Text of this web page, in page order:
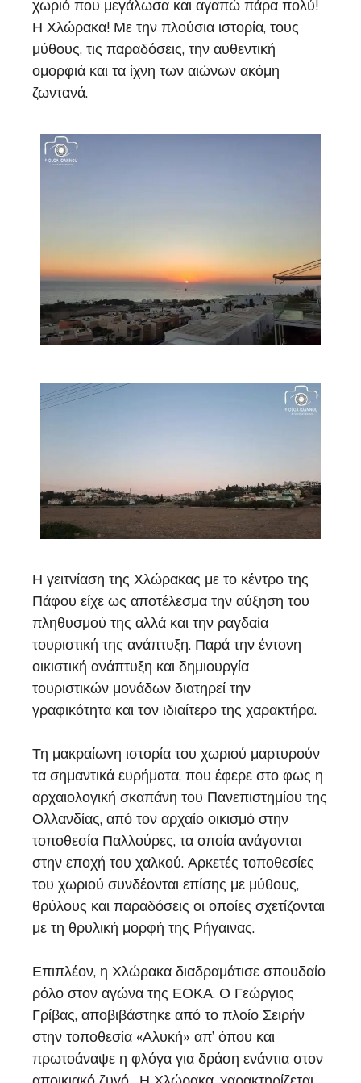
χωριό που μεγάλωσα και αγαπώ πάρα πολύ!
Η Χλώρακα! Με την πλούσια ιστορία, τους
μύθους, τις παραδόσεις, την αυθεντική
ομορφιά και τα ίχνη των αιώνων ακόμη
ζωντανά.
Η γειτνίαση της Χλώρακας με το κέντρο της
Πάφου είχε ως αποτέλεσμα την αύξηση του
πληθυσμού της αλλά και την ραγδαία
τουριστική της ανάπτυξη. Παρά την έντονη
οικιστική ανάπτυξη και δημιουργία
τουριστικών μονάδων διατηρεί την
γραφικότητα και τον ιδιαίτερο της χαρακτήρα.
Τη μακραίωνη ιστορία του χωριού μαρτυρούν
τα σημαντικά ευρήματα, που έφερε στο φως η
αρχαιολογική σκαπάνη του Πανεπιστημίου της
Ολλανδίας, από τον αρχαίο οικισμό στην
τοποθεσία Παλλούρες, τα οποία ανάγονται
στην εποχή του χαλκού. Αρκετές τοποθεσίες
του χωριού συνδέονται επίσης με μύθους,
θρύλους και παραδόσεις οι οποίες σχετίζονται
με τη θρυλική μορφή της Ρήγαινας.
Επιπλέον, η Χλώρακα διαδραμάτισε σπουδαίο
ρόλο στον αγώνα της ΕΟΚΑ. Ο Γεώργιος
Γρίβας, αποβιβάστηκε από το πλοίο Σειρήν
στην τοποθεσία «Αλυκή» απ’ όπου και
πρωτοάναψε η φλόγα για δράση ενάντια στον